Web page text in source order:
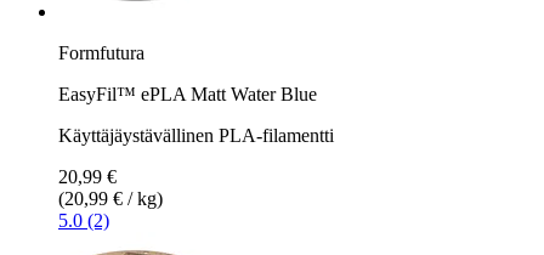
Formfutura
EasyFil™ ePLA Matt Water Blue
Käyttäjäystävällinen PLA-filamentti
20,99 €
(20,99 € / kg)
5.0 (2)